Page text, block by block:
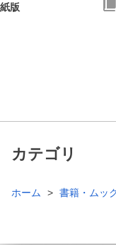
紙版
カテゴリ
ホーム 書籍・ムッ